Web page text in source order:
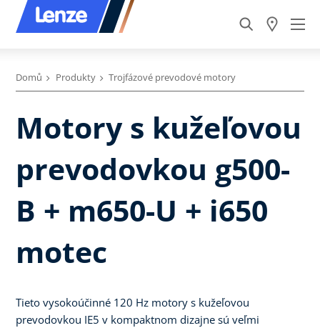
Domů Produkty Trojfázové prevodové motory
Motory s kužeľovou
prevodovkou g500-
B + m650-U + i650
motec
Tieto vysokoúčinné 120 Hz motory s kužeľovou
prevodovkou IE5 v kompaktnom dizajne sú veľmi